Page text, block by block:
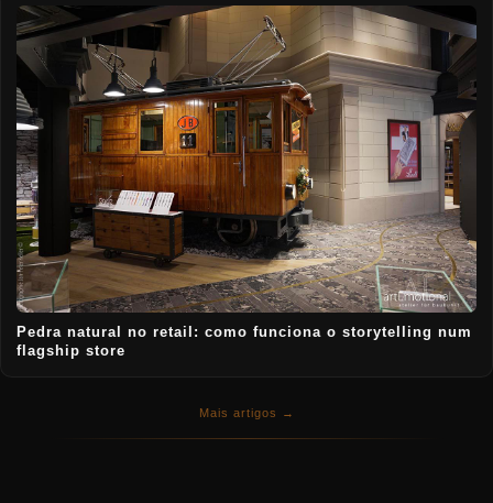
Pedra natural no retail: como funciona o storytelling num
flagship store
Mais artigos →